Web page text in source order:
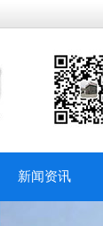
新闻资讯